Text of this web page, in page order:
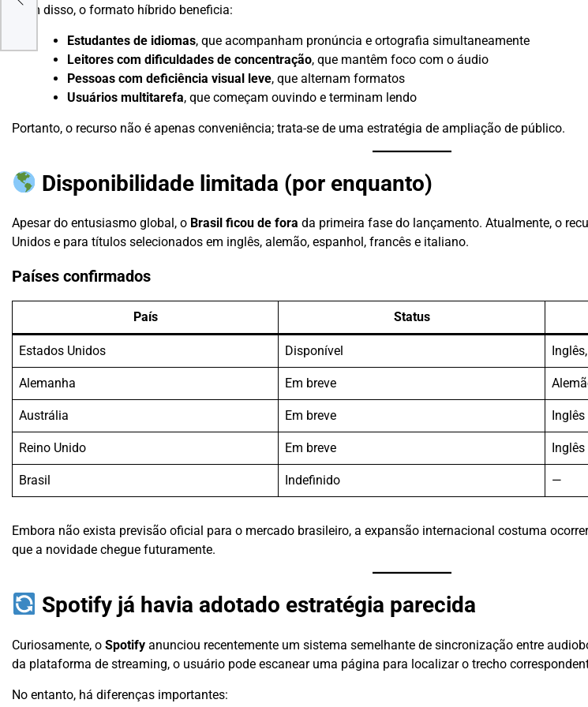
Além disso, o formato híbrido beneficia:
Estudantes de idiomas, que acompanham pronúncia e ortografia simultaneamente
Leitores com dificuldades de concentração, que mantêm foco com o áudio
Pessoas com deficiência visual leve, que alternam formatos
Usuários multitarefa, que começam ouvindo e terminam lendo
Portanto, o recurso não é apenas conveniência; trata-se de uma estratégia de ampliação de público.
Disponibilidade limitada (por enquanto)
Apesar do entusiasmo global, o Brasil ficou de fora da primeira fase do lançamento. Atualmente, o
Unidos e para títulos selecionados em inglês, alemão, espanhol, francês e italiano.
Países confirmados
País Status
Estados Unidos Disponível
Alemanha Em breve
Austrália Em breve Inglês
Reino Unido Em breve Inglês
Brasil Indefinido —
Embora não exista previsão oficial para o mercado brasileiro, a expansão internacional costuma
que a novidade chegue futuramente.
Spotify já havia adotado estratégia parecida
Curiosamente, o Spotify anunciou recentemente um sistema semelhante de sincronização entre
da plataforma de streaming, o usuário pode escanear uma página para localizar o trecho
No entanto, há diferenças importantes: